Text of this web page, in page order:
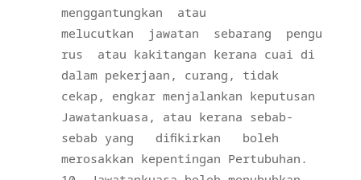
menggantungkan
atau
melucutkan
jawatan sebarang
pengu
rus
atau kakitangan kerana cuai di
dalam pekerjaan, curang, tidak
cekap, engkar menjalankan keputusan
Jawatankuasa, atau kerana sebab-
sebab yang
difikirkan
boleh
merosakkan kepentingan Pertubuhan.